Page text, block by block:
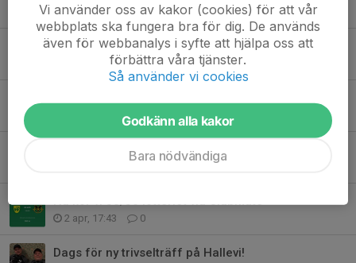
20 maj, 16:49 0
Dags för ny trivselträff på Hallevi!
22 apr, 21:38 0
20 apr, 16:51 0
Dags att anmäla sig till Europaligan 2026!
Nu kör vi 50/50 lotteriet via Clubmate
2 apr, 17:43 0
Dags för ny trivselträff på Hallevi!
Vi använder oss av kakor (cookies) för att vår
webbplats ska fungera bra för dig. De används
även för webbanalys i syfte att hjälpa oss att
förbättra våra tjänster.
Så använder vi cookies
Godkänn alla kakor
Bara nödvändiga